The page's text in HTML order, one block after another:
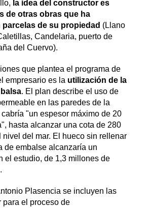
la idea del constructor es
de otras obras que ha
de su propiedad (Llano
Candelaria, puerto de
del Cuervo).
que plantea el programa de
empresario es la utilización de la
. El plan describe el uso de
en las paredes de la
"un espesor máximo de 20
hasta alcanzar una cota de 280
nivel del mar. El hueco sin rellenar
de embalse alcanzaría un
el estudio, de 1,3 millones de
Plasencia se incluyen las
para el proceso de